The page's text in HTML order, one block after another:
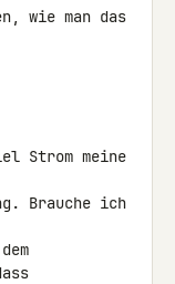
wie man das
Strom meine
Brauche ich